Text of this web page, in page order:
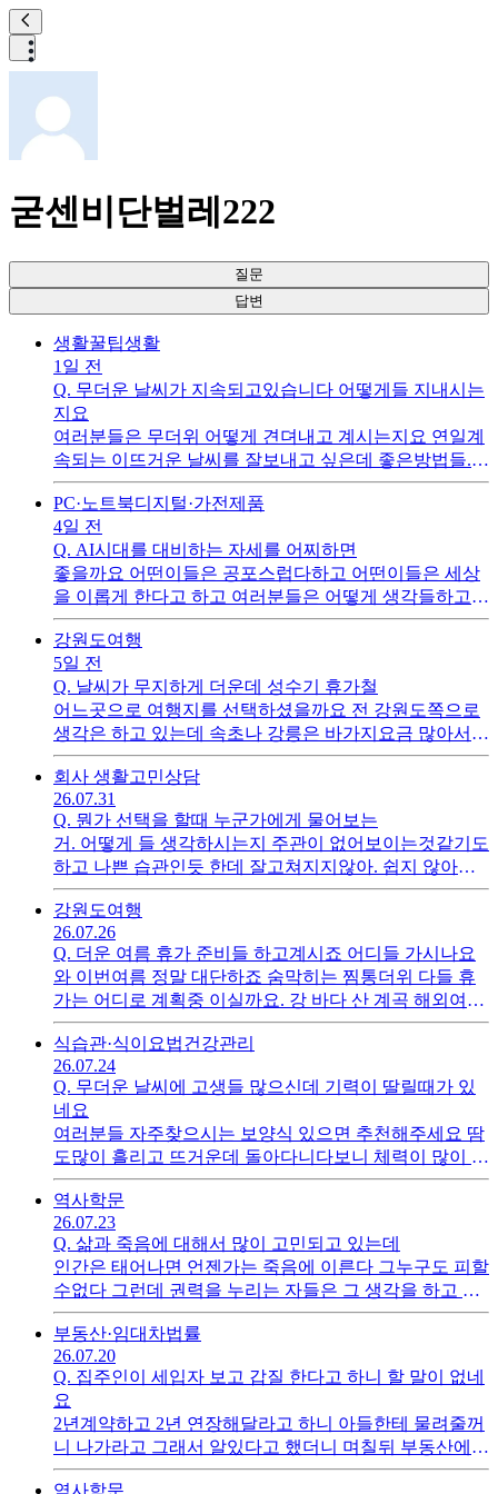
굳센비단벌레222
질문
답변
생활꿀팁생활
1일 전
Q. 무더운 날씨가 지속되고있습니다 어떻게들 지내시는
지요
여러분들은 무더위 어떻게 견뎌내고 계시는지요 연일계
속되는 이뜨거운 날씨를 잘보내고 싶은데 좋은방법들.
있으면 공유 부탁 드립니다
PC·노트북디지털·가전제품
4일 전
Q. AI시대를 대비하는 자세를 어찌하면
좋을까요 어떤이들은 공포스럽다하고 어떤이들은 세상
을 이롭게 한다고 하고 여러분들은 어떻게 생각들하고
AI시대를 어떻게 준비하고 계신가요 아이들에게는 어떤
교육을 시키는게 좋을지 고민되네요
강원도여행
5일 전
Q. 날씨가 무지하게 더운데 성수기 휴가철
어느곳으로 여행지를 선택하셨을까요 전 강원도쪽으로
생각은 하고 있는데 속초나 강릉은 바가지요금 많아서
별로 인데 여러분들은 바가지없는 쪽으로 추천 부탁드립
니다.
회사 생활고민상담
26.07.31
Q. 뭔가 선택을 할때 누군가에게 물어보는
거. 어떻게 들 생각하시는지 주관이 없어보이는것같기도
하고 나쁜 습관인듯 한데 잘고쳐지지않아. 쉽지 않아요
인생의 변화의 순간에서 스스로 선택한 삶을 살아야 하
는데. 주도적 삶이. 필요한데. 자꾸 쉬운길을 선택하려고
하네요
강원도여행
26.07.26
Q. 더운 여름 휴가 준비들 하고계시죠 어디들 가시나요
와 이번여름 정말 대단하죠 숨막히는 찜통더위 다들 휴
가는 어디로 계획중 이실까요. 강 바다 산 계곡 해외여행
말고 국내여행 좋은곳 있으면. 추천 많이 해주세요
식습관·식이요법건강관리
26.07.24
Q. 무더운 날씨에 고생들 많으신데 기력이 딸릴때가 있
네요
여러분들 자주찾으시는 보양식 있으면 추천해주세요 땀
도많이 흘리고 뜨거운데 돌아다니다보니 체력이 많이 소
진되는 느낌이랄까 아무튼 여러분 삼복더위어 보양식으
로 뭘 자주드실까요?
역사학문
26.07.23
Q. 삶과 죽음에 대해서 많이 고민되고 있는데
인간은 태어나면 언젠가는 죽음에 이른다 그누구도 피할
수없다 그런데 권력을 누리는 자들은 그 생각을 하고 사
는걸까 영원이 사는것처럼부귀영화를 누리다보면 뭐라
도 된줄 아는걸까 권력 좋지 허나 누구에게나 시간은 정
해저 있다 조심해라 권력자와 그졸개들아
부동산·임대차법률
26.07.20
Q. 집주인이 세입자 보고 갑질 한다고 하니 할 말이 없네
요
2년계약하고 2년 연장해달라고 하니 아들한테 물려줄꺼
니 나가라고 그래서 알있다고 했더니 며칠뒤 부동산에서
집보러 온다고 연락이왔네요 그래서 2년연장 문자보내
역사학문